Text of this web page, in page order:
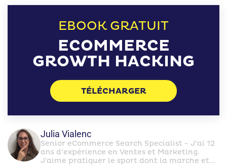
EBOOK GRATUIT
ECOMMERCE
GROWTH HACKING
TÉLÉCHARGER
Julia Vialenc
Senior eCommerce Search Specialist - J’ai 12
ans d’expérience en Ventes et Marketing.
J'aime pratiquer le sport dont la marche et...